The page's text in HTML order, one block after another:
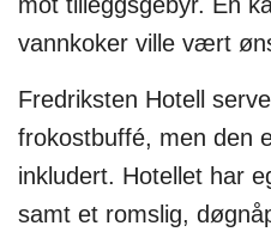
vannkoker ville vært
Fredriksten Hotell
frokostbuffé, men den
inkludert. Hotellet har
samt et romslig,